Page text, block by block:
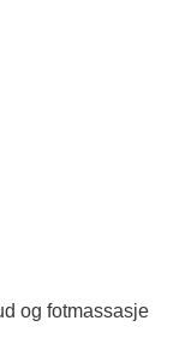
og fotmassasje